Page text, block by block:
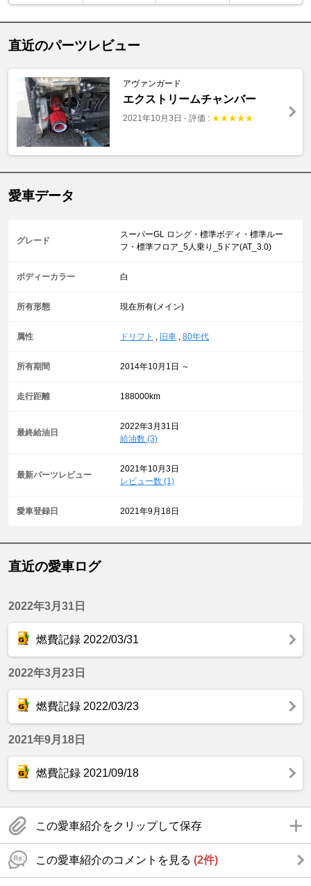
直近のパーツレビュー
アヴァンガード
エクストリームチャンバー
2021年10月3日 - 評価 : ★★★★★
愛車データ
グレード
スーパーGL ロング・標準ボディ・標準ルー
フ・標準フロア_5人乗り_5ドア(AT_3.0)
ボディーカラー 白
所有形態 現在所有(メイン)
属性 ドリフト , 旧車 , 80年代
所有期間 2014年10月1日 ～
走行距離 188000km
最終給油日
2022年3月31日
給油数 (3)
最新パーツレビュー
2021年10月3日
レビュー数 (1)
愛車登録日 2021年9月18日
直近の愛車ログ
2022年3月31日
燃費記録 2022/03/31
2022年3月23日
燃費記録 2022/03/23
2021年9月18日
燃費記録 2021/09/18
この愛車紹介をクリップして保存
この愛車紹介のコメントを見る (2件)